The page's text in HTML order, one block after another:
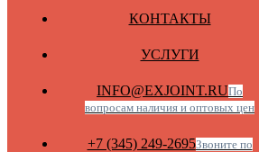
КОНТАКТЫ
УСЛУГИ
INFO@EXJOINT.RUПо
вопросам наличия и оптовых цен
+7 (345) 249-2695Звоните по